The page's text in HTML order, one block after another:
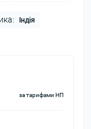
Індія
за тарифами НП